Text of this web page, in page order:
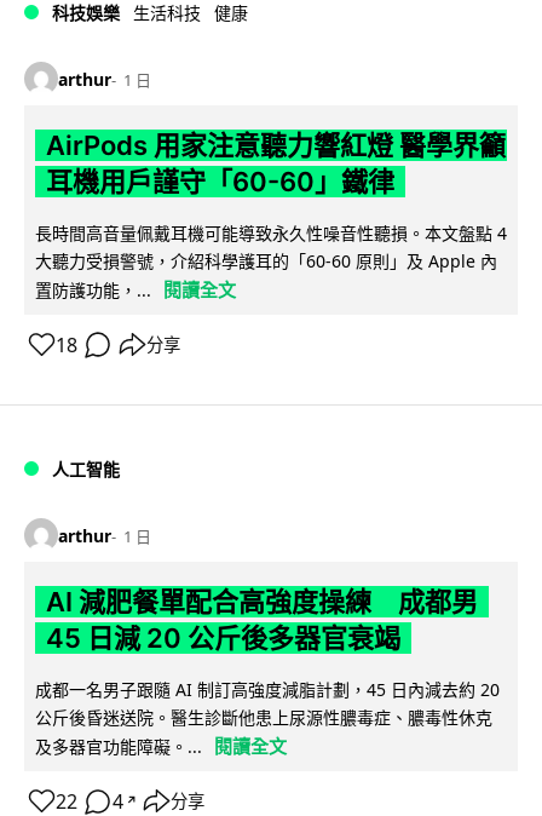
科技娛樂 生活科技 健康
arthur 1 日
AirPods 用家注意聽力響紅燈 醫學界籲
耳機用戶謹守「60-60」鐵律
長時間高音量佩戴耳機可能導致永久性噪音性聽損。本文盤點 4
大聽力受損警號，介紹科學護耳的「60-60 原則」及 Apple 內
置防護功能，...
閱讀全文
18 分享
人工智能
arthur 1 日
AI 減肥餐單配合高強度操練 成都男
45 日減 20 公斤後多器官衰竭
成都一名男子跟隨 AI 制訂高強度減脂計劃，45 日內減去約 20
公斤後昏迷送院。醫生診斷他患上尿源性膿毒症、膿毒性休克
及多器官功能障礙。...
閱讀全文
22 4 ↗ 分享